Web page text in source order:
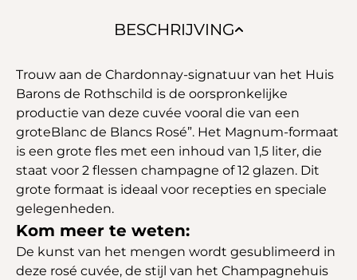
BESCHRIJVING
Trouw aan de Chardonnay-signatuur van het Huis
Barons de Rothschild is de oorspronkelijke
productie van deze cuvée vooral die van een
groteBlanc de Blancs Rosé”. Het Magnum-formaat
is een grote fles met een inhoud van 1,5 liter, die
staat voor 2 flessen champagne of 12 glazen. Dit
grote formaat is ideaal voor recepties en speciale
gelegenheden.
Kom meer te weten:
De kunst van het mengen wordt gesublimeerd in
deze rosé cuvée, de stijl van het Champagnehuis